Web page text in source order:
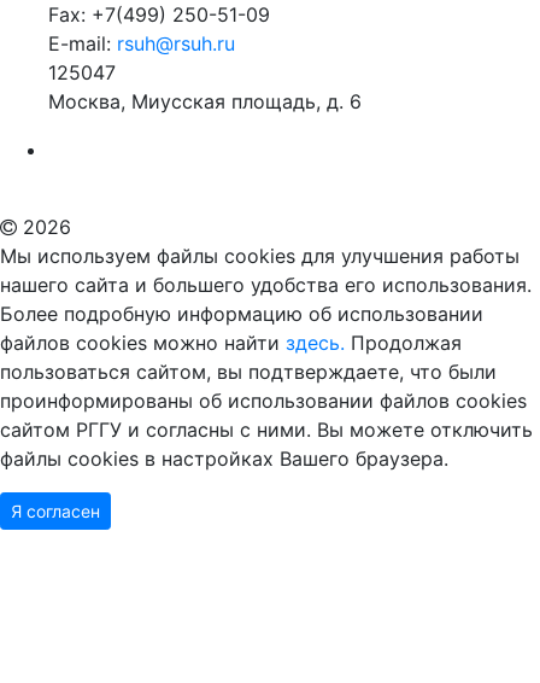
Fax: +7(499) 250-51-09
E-mail: rsuh@rsuh.ru
125047
Москва, Миусская площадь, д. 6
2026
Мы используем файлы cookies для улучшения работы
нашего сайта и большего удобства его использования.
Более подробную информацию об использовании
файлов cookies можно найти здесь. Продолжая
пользоваться сайтом, вы подтверждаете, что были
проинформированы об использовании файлов cookies
сайтом РГГУ и согласны с ними. Вы можете отключить
файлы cookies в настройках Вашего браузера.
Я согласен